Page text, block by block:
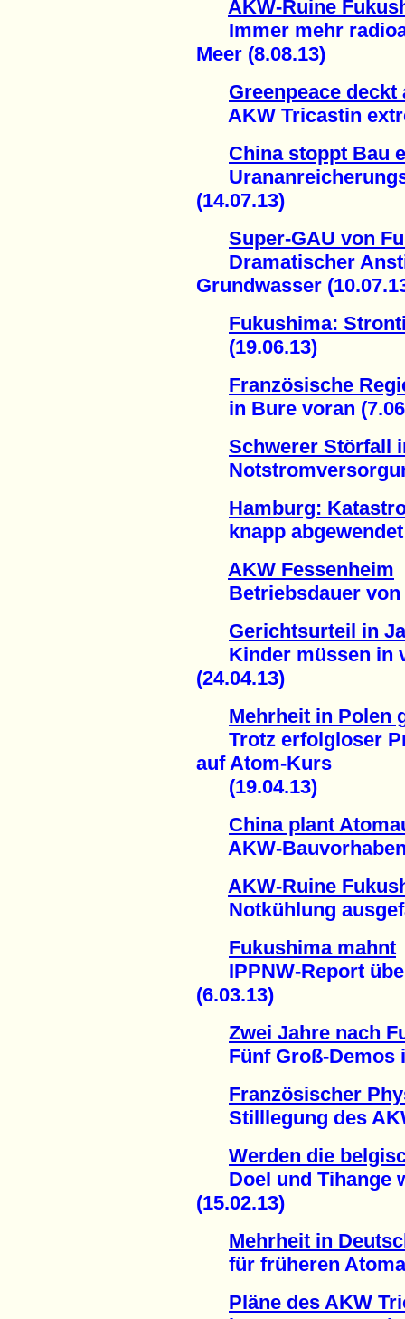
AKW-Ruine
Immer mehr
Meer (8.08.13)
Greenpeace deckt
AKW Tricastin
China stoppt Bau
(14.07.13)
Super-GAU von
Dramatischer
Grundwasser
Fukushima:
(19.06.13)
Französische
in Bure voran
Schwerer Störfall
Hamburg:
knapp abgewendet
AKW Fessenheim
Betriebsdauer von
Gerichtsurteil in
Kinder müssen in
(24.04.13)
Mehrheit in Polen
Trotz erfolgloser
auf Atom-Kurs
(19.04.13)
China plant
AKW-Bauvorhaben
AKW-Ruine
Notkühlung
Fukushima mahnt
IPPNW-Report
(6.03.13)
Zwei Jahre nach
Fünf Groß-Demos
Französischer
Stilllegung des
Werden die
Doel und Tihange
(15.02.13)
Mehrheit in
für früheren
Pläne des AKW